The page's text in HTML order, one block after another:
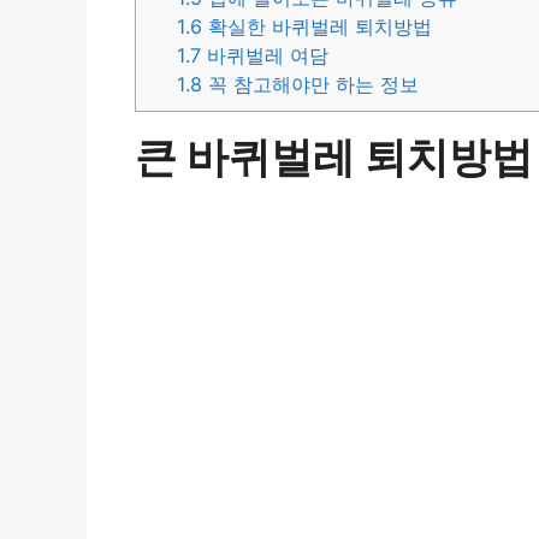
1.6 확실한 바퀴벌레 퇴치방법
1.7 바퀴벌레 여담
1.8 꼭 참고해야만 하는 정보
큰 바퀴벌레 퇴치방